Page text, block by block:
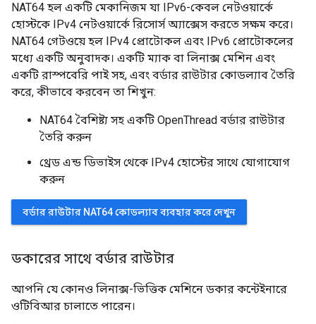
NAT64 হল একটি মেকানিজম যা IPv6-কেবল নেটওয়ার্কে
হোস্টকে IPv4 নেটওয়ার্কে রিসোর্স অ্যাক্সেস করতে সক্ষম করে।
NAT64 গেটওয়ে হল IPv4 প্রোটোকল এবং IPv6 প্রোটোকলের
মধ্যে একটি অনুবাদক। একটি ম্যাক বা লিনাক্স মেশিন এবং
একটি রাস্পবেরি পাই সহ, এবং বর্ডার রাউটার কোডল্যাব তৈরি
করে, কীভাবে করবেন তা শিখুন:
NAT64 বৈশিষ্ট্য সহ একটি OpenThread বর্ডার রাউটার
তৈরি করুন
থ্রেড এন্ড ডিভাইস থেকে IPv4 হোস্টের সাথে যোগাযোগ
করুন
বর্ডার রাউটার NAT64 কোডল্যাব ব্যবহার করে দেখুন
ডকারের সাথে বর্ডার রাউটার
আপনি যে কোনও লিনাক্স-ভিত্তিক মেশিনে ডকার কন্টেইনারে
ওটিবিআর চালাতে পারেন।